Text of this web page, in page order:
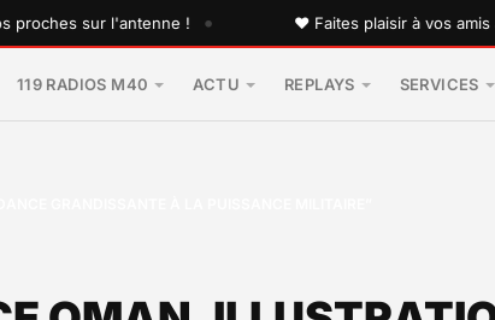
sur l'antenne ! • ♥ Faites plaisir à vos amis
119 RADIOS M40 ACTU REPLAYS SERVICES